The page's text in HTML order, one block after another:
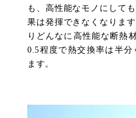
も、高性能なモノにして
果は発揮できなくなりま
りどんなに高性能な断熱
0.5程度で熱交換率は半
ます。